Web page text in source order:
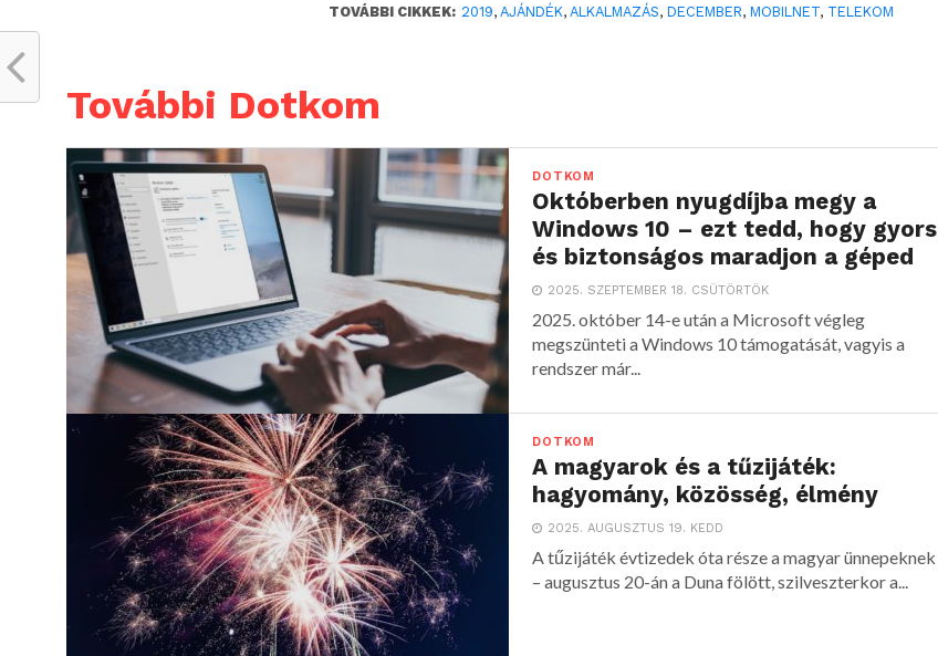
TOVÁBBI CIKKEK: 2019,AJÁNDÉK,ALKALMAZÁS,DECEMBER,MOBILNET, TELEKOM
További Dotkom
DOTKOM
Októberben nyugdíjba megy a
Windows 10 – ezt tedd, hogy gyors
és biztonságos maradjon a géped
2025. SZEPTEMBER 18. CSÜTÖRTÖK
2025. október 14-e után a Microsoft végleg
megszünteti a Windows 10 támogatását, vagyis a
rendszer már...
DOTKOM
A magyarok és a tűzijáték:
hagyomány, közösség, élmény
2025. AUGUSZTUS 19. KEDD
A tűzijáték évtizedek óta része a magyar ünnepeknek
– augusztus 20-án a Duna fölött, szilveszterkor a...